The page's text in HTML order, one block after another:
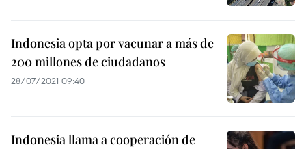
Indonesia opta por vacunar a más de
200 millones de ciudadanos
28/07/2021 09:40
Indonesia llama a cooperación de